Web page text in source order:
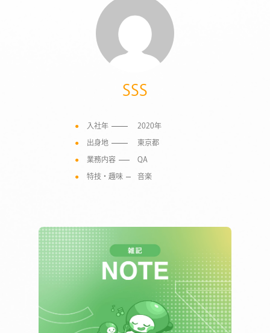
COMPANY
SSS
入社年 2020年
出身地 東京都
業務内容 QA
特技・趣味 音楽